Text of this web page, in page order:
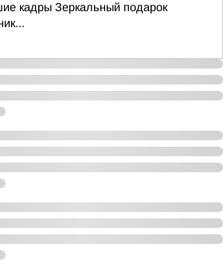
кадры Зеркальный подарок